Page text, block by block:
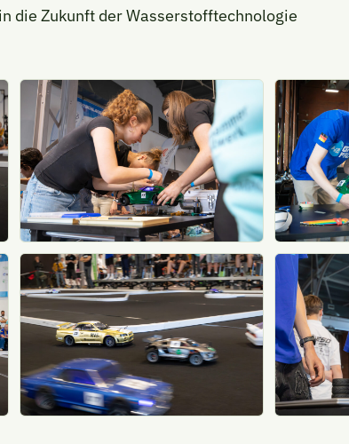
die Zukunft der Wasserstofftechnologie